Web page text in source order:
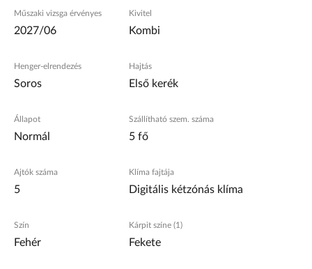
Műszaki vizsga érvényes
2027/06
Kivitel
Kombi
Henger-elrendezés
Soros
Hajtás
Első kerék
Állapot
Normál
Szállítható szem. száma
5 fő
Ajtók száma
5
Klíma fajtája
Digitális kétzónás klíma
Szín
Fehér
Kárpit színe (1)
Fekete